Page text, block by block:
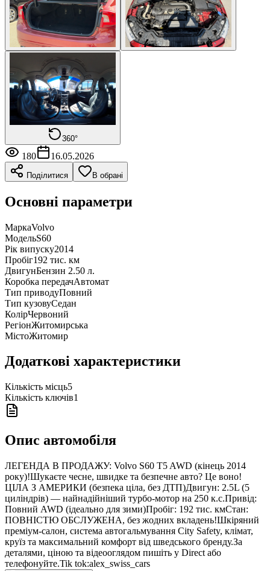
360°
180 16.05.2026
Поділитися В обрані
Основні параметри
МаркаVolvo
МодельS60
Рік випуску2014
Пробіг192 тис. км
ДвигунБензин 2.50 л.
Коробка передачАвтомат
Тип приводуПовний
Тип кузовуСедан
КолірЧервоний
РегіонЖитомирська
МістоЖитомир
Додаткові характеристики
Кількість місць5
Кількість ключів1
Опис автомобіля
ЛЕГЕНДА В ПРОДАЖУ: Volvo S60 T5 AWD (кінець 2014
року)!Шукаєте чесне, швидке та безпечне авто? Це воно!
ЦІЛА З АМЕРИКИ (безпека ціла, без ДТП)Двигун: 2.5L (5
циліндрів) — найнадійніший турбо-мотор на 250 к.с.Привід:
Повний AWD (ідеально для зими)Пробіг: 192 тис. кмСтан:
ПОВНІСТЮ ОБСЛУЖЕНА, без жодних вкладень!Шкіряний
преміум-салон, система автогальмування City Safety, клімат,
круїз та максимальний комфорт від шведського бренду.За
деталями, ціною та відеооглядом пишіть у Direct або
телефонуйте.Tik tok:alex_swiss_cars